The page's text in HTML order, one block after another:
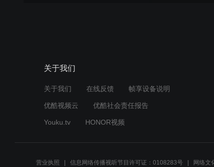
关于我们
关于我们 在线反馈 帧享设备说明
优酷视频云 优酷社会责任报告
Youku.tv HONOR视频
营业执照 信息网络传播视听节目许可证：0108283号 网络文